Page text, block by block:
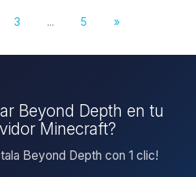
3 ... 5 »
Beyond Depth en tu
Minecraft?
Beyond Depth con 1 clic!